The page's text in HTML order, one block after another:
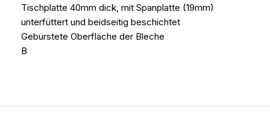
Tischplatte 40mm dick, mit Spanplatte (19mm)
unterfüttert und beidseitig beschichtet
Gebürstete Oberfläche der Bleche
B